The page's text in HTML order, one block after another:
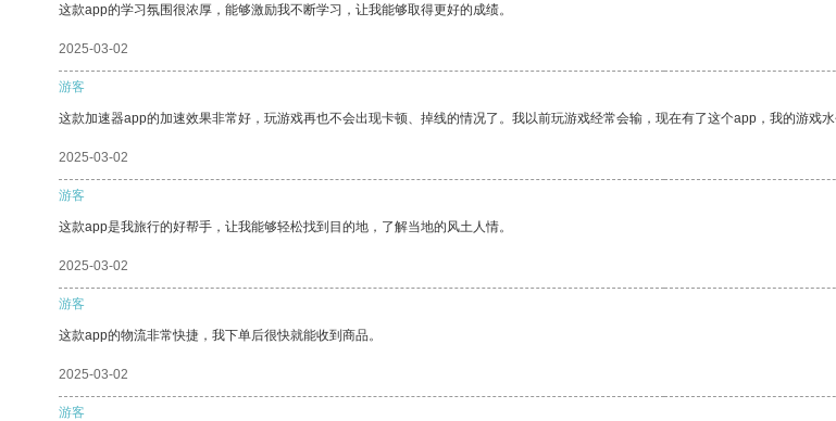
这款app的学习氛围很浓厚，能够激励我不断学习，让我能够取得更好的成绩。
2025-03-02
游客
这款加速器app的加速效果非常好，玩游戏再也不会出现卡顿、掉线的情况了。我以前玩游戏经常会输，现在有了这个app，我的游戏水
2025-03-02
游客
这款app是我旅行的好帮手，让我能够轻松找到目的地，了解当地的风土人情。
2025-03-02
游客
这款app的物流非常快捷，我下单后很快就能收到商品。
2025-03-02
游客